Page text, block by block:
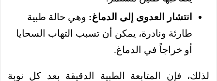
انتشار العدوى إلى الدماغ: وهي حالة طبية
طارئة ونادرة، يمكن أن تسبب التهاب السحايا
أو خراجاً في الدماغ.
لذلك، فإن المتابعة الطبية الدقيقة بعد كل نوبة